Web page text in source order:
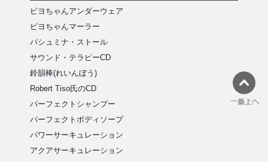
ピヨちゃんアンダーウェア
ピヨちゃんマーラー
パシュミナ・ストール
サウンド・テラピーCD
鈴韻棒(れいんぼう)
Robert Tiso氏のCD
パーフェクトシャンプー
パーフェクトボディソープ
パワーサーキュレーション
アクアサーキュレーション